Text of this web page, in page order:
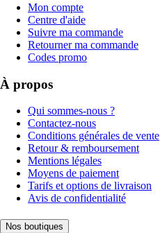
Mon compte
Centre d'aide
Suivre ma commande
Retourner ma commande
Codes promo
À propos
Qui sommes-nous ?
Contactez-nous
Conditions générales de vente
Retour & remboursement
Mentions légales
Moyens de paiement
Tarifs et options de livraison
Avis de confidentialité
Nos boutiques